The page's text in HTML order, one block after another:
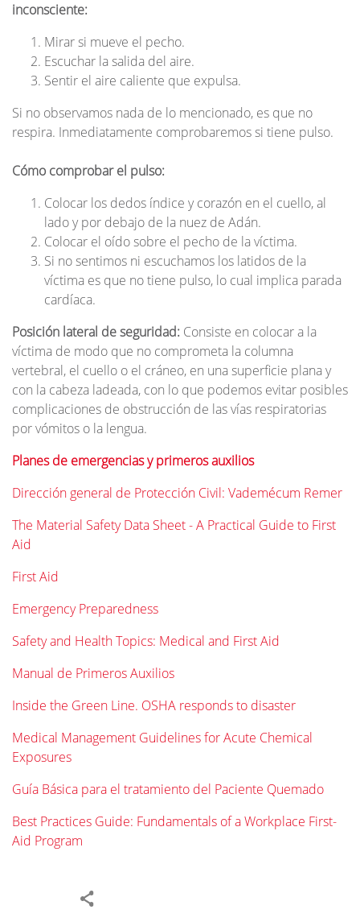
inconsciente:
Mirar si mueve el pecho.
Escuchar la salida del aire.
Sentir el aire caliente que expulsa.
Si no observamos nada de lo mencionado, es que no
respira. Inmediatamente comprobaremos si tiene pulso.
Cómo comprobar el pulso:
Colocar los dedos índice y corazón en el cuello, al
lado y por debajo de la nuez de Adán.
Colocar el oído sobre el pecho de la víctima.
Si no sentimos ni escuchamos los latidos de la
víctima es que no tiene pulso, lo cual implica parada
cardíaca.
Posición lateral de seguridad: Consiste en colocar a la
víctima de modo que no comprometa la columna
vertebral, el cuello o el cráneo, en una superficie plana y
con la cabeza ladeada, con lo que podemos evitar posibles
complicaciones de obstrucción de las vías respiratorias
por vómitos o la lengua.
Planes de emergencias y primeros auxilios
Dirección general de Protección Civil: Vademécum Remer
The Material Safety Data Sheet - A Practical Guide to First
Aid
First Aid
Emergency Preparedness
Safety and Health Topics: Medical and First Aid
Manual de Primeros Auxilios
Inside the Green Line. OSHA responds to disaster
Medical Management Guidelines for Acute Chemical
Exposures
Guía Básica para el tratamiento del Paciente Quemado
Best Practices Guide: Fundamentals of a Workplace First-
Aid Program